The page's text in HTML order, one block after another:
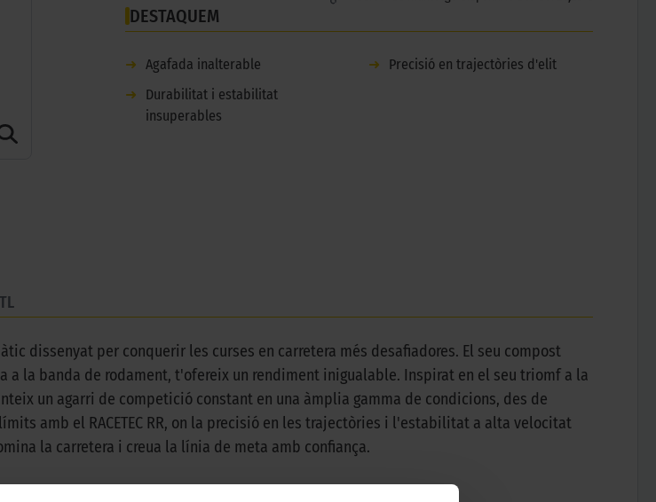
DESTAQUEM
➜ Agafada inalterable ➜
Precisió en trajectòries d'elit
➜
Durabilitat i estabilitat
insuperables
dissenyat per conquerir les curses en carretera més desafiadores. El seu compost
la banda de rodament, t'ofereix un rendiment inigualable. Inspirat en el seu triomf a la
un agarri de competició constant en una àmplia gamma de condicions, des de
amb el RACETEC RR, on la precisió en les trajectòries i l'estabilitat a alta velocitat
la carretera i creua la línia de meta amb confiança.